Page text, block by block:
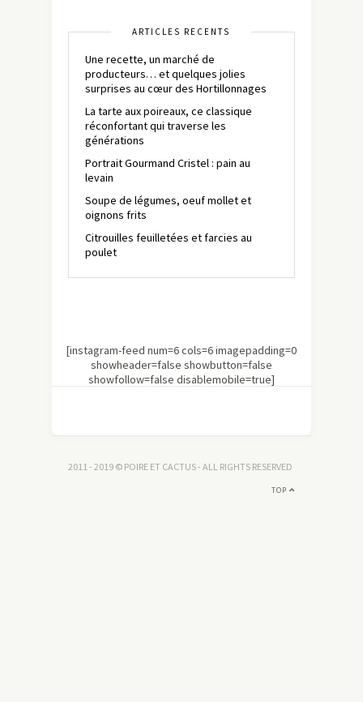
ARTICLES RÉCENTS
Une recette, un marché de
producteurs… et quelques jolies
surprises au cœur des Hortillonnages
La tarte aux poireaux, ce classique
réconfortant qui traverse les
générations
Portrait Gourmand Cristel : pain au
levain
Soupe de légumes, oeuf mollet et
oignons frits
Citrouilles feuilletées et farcies au
poulet
[instagram-feed num=6 cols=6 imagepadding=0
showheader=false showbutton=false
showfollow=false disablemobile=true]
2011 - 2019 © POIRE ET CACTUS - ALL RIGHTS RESERVED
TOP